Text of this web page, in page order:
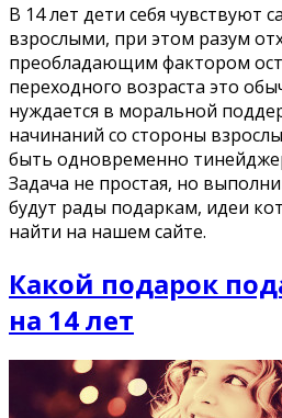
В 14 лет дети себя чувствуют
взрослыми, при этом разум
преобладающим фактором
переходного возраста это
нуждается в моральной
начинаний со стороны
быть одновременно
Задача не простая, но
будут рады подаркам, идеи
найти на нашем сайте.
Какой подарок
на 14 лет